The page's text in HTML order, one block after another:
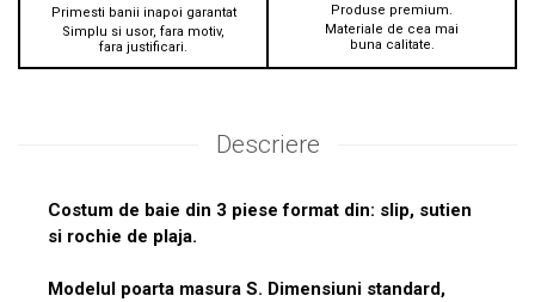
Primesti banii inapoi garantat
Simplu si usor, fara motiv,
fara justificari.
Produse premium.
Materiale de cea mai
buna calitate.
Descriere
Costum de baie din 3 piese format din: slip, sutien
si rochie de plaja.
Modelul poarta masura S. Dimensiuni standard,